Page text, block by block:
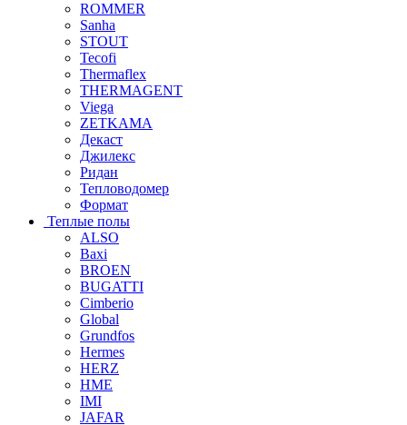
ROMMER
Sanha
STOUT
Tecofi
Thermaflex
THERMAGENT
Viega
ZETKAMA
Декаст
Джилекс
Ридан
Тепловодомер
Формат
Теплые полы
ALSO
Baxi
BROEN
BUGATTI
Cimberio
Global
Grundfos
Hermes
HERZ
HME
IMI
JAFAR